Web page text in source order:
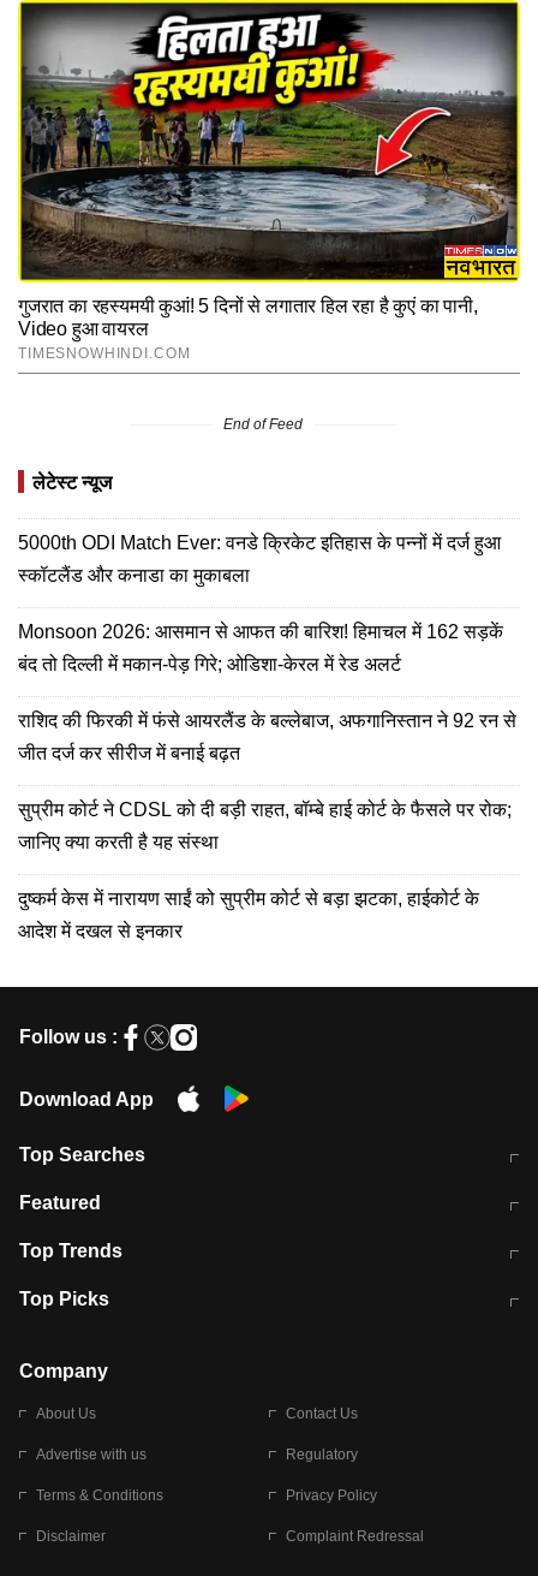
End of Feed
लेटेस्ट न्यूज
5000th ODI Match Ever: वनडे क्रिकेट इतिहास के पन्नों में दर्ज हुआ
स्कॉटलैंड और कनाडा का मुकाबला
Monsoon 2026: आसमान से आफत की बारिश! हिमाचल में 162 सड़कें
बंद तो दिल्ली में मकान-पेड़ गिरे; ओडिशा-केरल में रेड अलर्ट
राशिद की फिरकी में फंसे आयरलैंड के बल्लेबाज, अफगानिस्तान ने 92 रन से
जीत दर्ज कर सीरीज में बनाई बढ़त
सुप्रीम कोर्ट ने CDSL को दी बड़ी राहत, बॉम्बे हाई कोर्ट के फैसले पर रोक;
जानिए क्या करती है यह संस्था
दुष्कर्म केस में नारायण साईं को सुप्रीम कोर्ट से बड़ा झटका, हाईकोर्ट के
आदेश में दखल से इनकार
Follow us :
Download App
Top Searches
मुंबई में लगे 'जेन जी' के पोस्टर, लिखा- 'मैं
Featured
10 अगस्त को विधानसभा का घेराव करेंगे
Top Trends
RBI का नया नियम: अब बैंकों को अपनी सभी
Top Picks
बारिश की चेतावनी
Company
About Us Contact Us
Advertise with us Regulatory
Terms & Conditions Privacy Policy
Disclaimer Complaint Redressal